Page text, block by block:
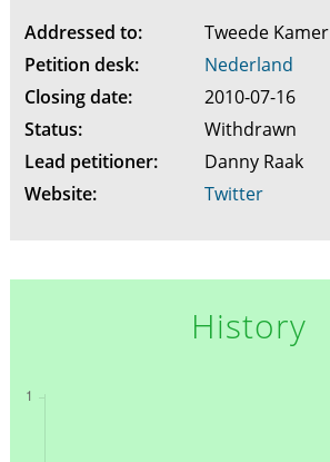
Addressed to:
Tweede Kamer
Petition desk:
Nederland
Closing date:
2010-07-16
Status:
Withdrawn
Lead petitioner:
Danny Raak
Website:
Twitter
History